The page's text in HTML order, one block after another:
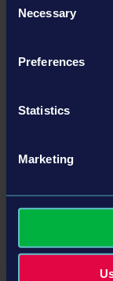
Selection
Necessary
Preferences
Statistics
Marketing